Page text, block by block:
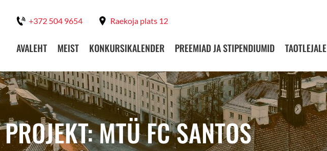
+372 504 9654 Raekoja plats 12
AVALEHT MEIST KONKURSIKALENDER PREEMIAD JA STIPENDIUMID TAOTLEJALE
MTÜ FC SANTOS